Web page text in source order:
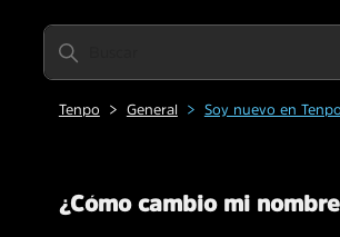
Tenpo General Soy nuevo en Tenpo
¿Cómo cambio mi